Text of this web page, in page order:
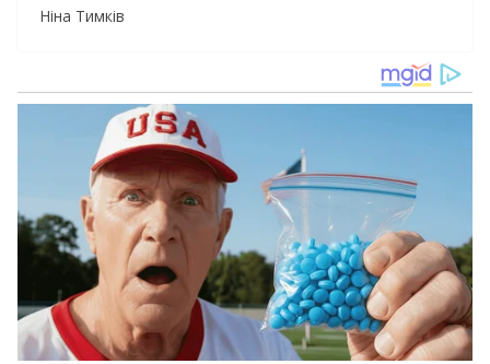
Ніна Тимків